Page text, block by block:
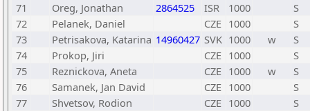
71
Oreg, Jonathan 2864525 ISR 1000
S
72
Pelanek, Daniel CZE 1000
S
73
Petrisakova, Katarina 14960427 SVK 1000 w
S
74
Prokop, Jiri CZE 1000
S
75
Reznickova, Aneta CZE 1000 w
S
76
Samanek, Jan David CZE 1000
S
77
Shvetsov, Rodion CZE 1000
S